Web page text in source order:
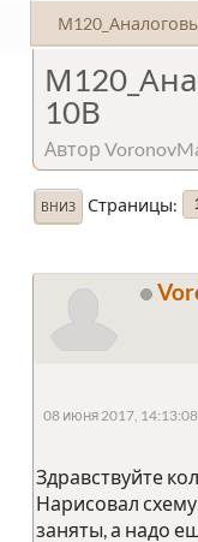
10В
Автор
ВНИЗ Страницы
08 июня 2017, 14:13:08
Здравствуйте
Нарисовал
заняты, а надо